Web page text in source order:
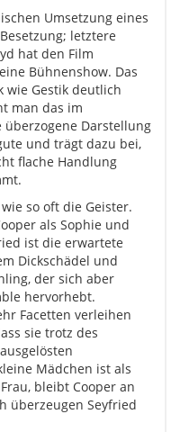
Umsetzung eines
letztere
hat den Film
Bühnenshow. Das
wie Gestik deutlich
man das im
überzogene Darstellung
und trägt dazu bei,
flache Handlung
so oft die Geister.
als Sophie und
ist die erwartete
Dickschädel und
der sich aber
hervorhebt.
Facetten verleihen
sie trotz des
Mädchen ist als
bleibt Cooper an
überzeugen Seyfried